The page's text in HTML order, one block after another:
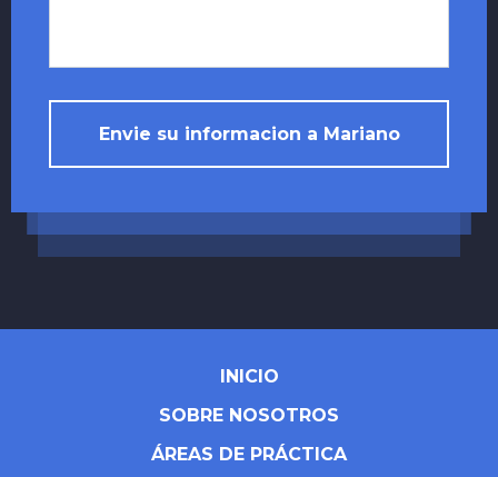
Envie su informacion a Mariano
INICIO
SOBRE NOSOTROS
ÁREAS DE PRÁCTICA